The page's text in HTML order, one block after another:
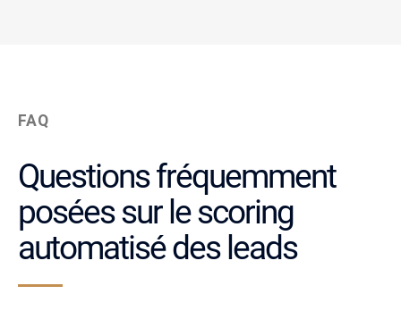
FAQ
Questions fréquemment
posées sur le scoring
automatisé des leads